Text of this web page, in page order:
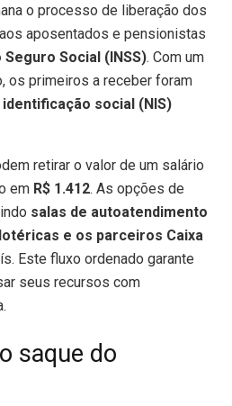
o processo de liberação dos
aposentados e pensionistas
Social (INSS). Com um
os primeiros a receber foram
social (NIS)
retirar o valor de um salário
em R$ 1.412. As opções de
salas de autoatendimento
e os parceiros Caixa
Este fluxo ordenado garante
seus recursos com
saque do